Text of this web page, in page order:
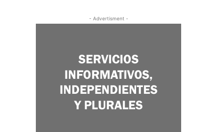
- Advertisment -